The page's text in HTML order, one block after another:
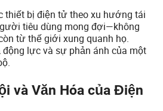
thiết bị điện tử theo xu hướng tái
tiêu dùng mong đợi—không
từ thế giới xung quanh họ.
động lực và sự phản ánh của một
và Văn Hóa của Điện